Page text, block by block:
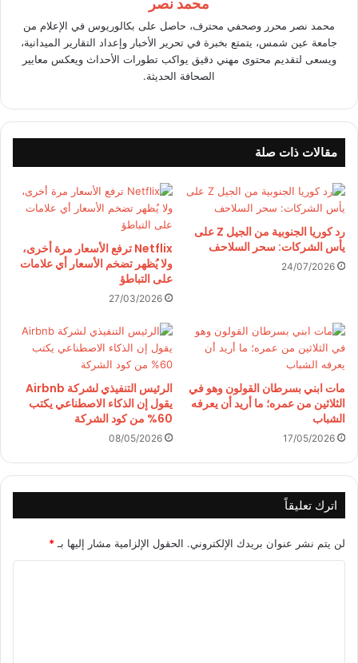
محمد نصر محرر وصحفي محترف، حاصل على بكالوريوس في الإعلام من
جامعة عين شمس، يتمتع بخبرة في تحرير الأخبار وإعداد التقارير الميدانية،
ويسعى لتقديم محتوى مهني دقيق يواكب تطورات الأحداث ويعكس معايير
الصحافة الحديثة.
مقالات ذات صلة
رد كوريا الجنوبية من الجيل Z على
يأس الشركات: سحر السلاحف
24/07/2026
Netflix ترفع الأسعار مرة أخرى،
ولا يُظهر تضخم الأسعار أي علامات
على التباطؤ
27/03/2026
مات ابني بسرطان القولون وهو في
الثلاثين من عمره؛ ما أريد أن يعرفه
الشباب
17/05/2026
الرئيس التنفيذي لشركة Airbnb
يقول إن الذكاء الاصطناعي يكتب
60% من كود الشركة
08/05/2026
اترك تعليقاً
لن يتم نشر عنوان بريدك الإلكتروني. الحقول الإلزامية مشار إليها بـ *